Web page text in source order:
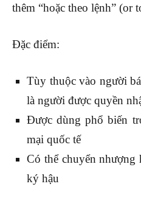
thêm “hoặc theo lệnh” (or
Đặc điểm:
Tùy thuộc vào người
là người được quyền
Được dùng phổ biến
mại quốc tế
Có thể chuyển nhượng
ký hậu